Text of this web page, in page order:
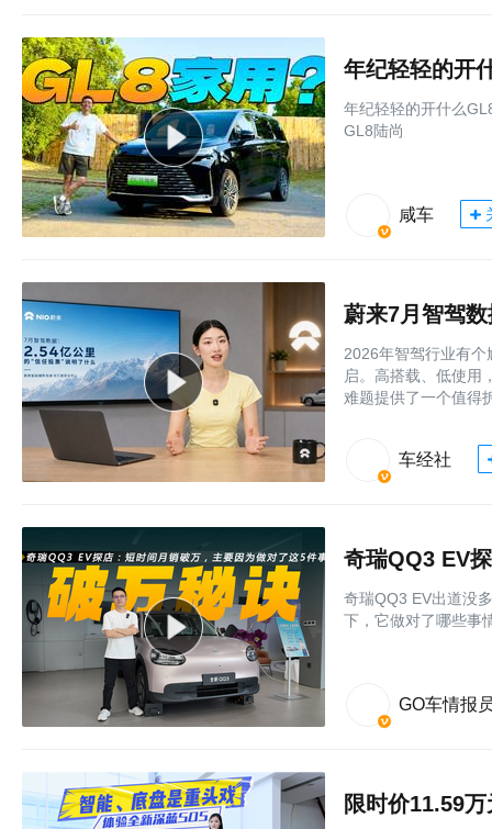
年纪轻轻的开
年纪轻轻的开什么
GL8陆尚
咸车
蔚来7月智驾
2026年智驾行业有
启。高搭载、低使用
难题提供了一个值得
车经社
奇瑞QQ3 EV出道没
下，它做对了哪些事
GO车情报
限时价11.59